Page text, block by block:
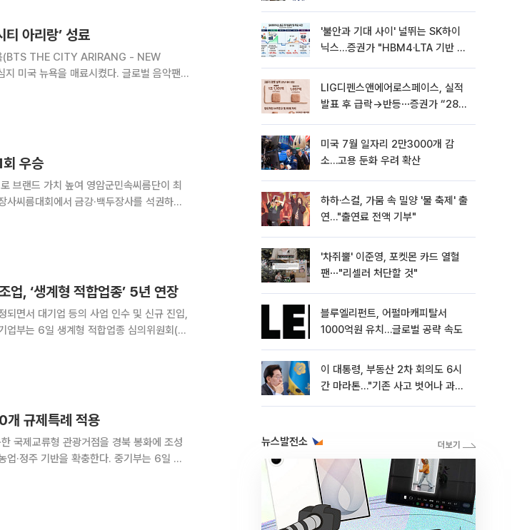
아리랑’ 성료
(BTS THE CITY ARIRANG - NEW
미국 뉴욕을 매료시켰다. 글로벌 음악팬과
우승
영암군민속씨름단이 최
씨름대회에서 금강·백두장사를 석권하며
번째 장사 타이틀
업, ‘생계형 적합업종’ 5년 연장
되면서 대기업 등의 사업 인수 및 신규 진입,
권과 경영 안정
개 규제특례 적용
국제교류형 관광거점을 경북 봉화에 조성
을 확충한다. 중기부는 6일 제
이용상과
'불안과 기대 사이' 널뛰는 SK하이
닉스…증권가 "HBM4·LTA 기반 펀
LIG디펜스앤에어로스페이스, 실적
발표 후 급락→반등⋯증권가 “28년
미국 7월 일자리 2만3000개 감
소…고용 둔화 우려 확산
하하·스컬, 가뭄 속 밀양 '물 축제' 출
연…"출연료 전액 기부"
'차쥐뿔' 이준영, 포켓몬 카드 열혈
팬⋯"리셀러 처단할 것"
블루엘리펀트, 어펄마캐피탈서
1000억원 유치…글로벌 공략 속도
이 대통령, 부동산 2차 회의도 6시
간 마라톤…"기존 사고 벗어나 과감
뉴스발전소